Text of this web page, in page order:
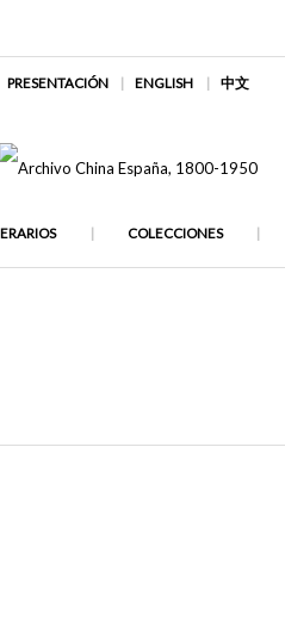
PRESENTACIÓN ENGLISH 中文
COLECCIONES